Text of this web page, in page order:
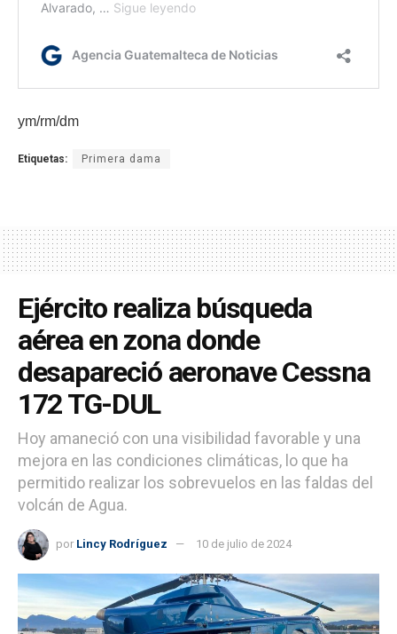
ym/rm/dm
Etiquetas: Primera dama
Ejército realiza búsqueda
aérea en zona donde
desapareció aeronave Cessna
172 TG-DUL
Hoy amaneció con una visibilidad favorable y una
mejora en las condiciones climáticas, lo que ha
permitido realizar los sobrevuelos en las faldas del
volcán de Agua.
por Lincy Rodríguez 10 de julio de 2024